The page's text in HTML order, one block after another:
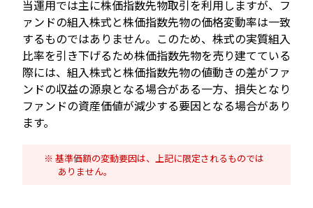
当運用では主に株価指数先物取引を利用しますが、フ
ァンドの組入株式と株価指数先物の価格変動率は一致
するものではありません。このため、株式の実質組入
比率を引き下げるため株価指数先物を売り建てている
際には、組入株式と株価指数先物の値動きの差がファ
ンドの収益の源泉となる場合がある一方、損失となり
ファンドの資産価値が減少する要因となる場合があり
ます。
基準価額の変動要因は、上記に限定されるものでは
ありません。